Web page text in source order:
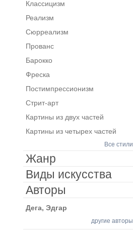
Классицизм
Реализм
Сюрреализм
Прованс
Барокко
Фреска
Постимпрессионизм
Стрит-арт
Картины из двух частей
Картины из четырех частей
Все стили
Жанр
Виды искусства
Авторы
Дега, Эдгар
другие авторы